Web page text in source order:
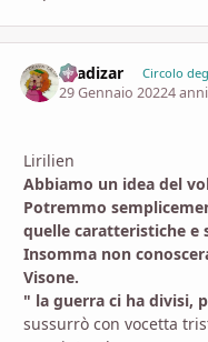
shadizar Circolo
29 Gennaio 20224 anni
Lirilien
Abbiamo un idea del
Potremmo
quelle caratteristiche e
Insomma non
Visone.
" la guerra ci ha divisi,
sussurrò con vocetta